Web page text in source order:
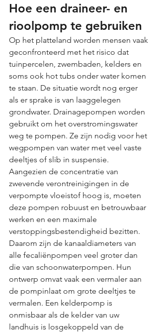
Hoe een draineer- en
rioolpomp te gebruiken
Op het platteland worden mensen vaak
geconfronteerd met het risico dat
tuinpercelen, zwembaden, kelders en
soms ook hot tubs onder water komen
te staan. De situatie wordt nog erger
als er sprake is van laaggelegen
grondwater. Drainagepompen worden
gebruikt om het overstromingswater
weg te pompen. Ze zijn nodig voor het
wegpompen van water met veel vaste
deeltjes of slib in suspensie.
Aangezien de concentratie van
zwevende verontreinigingen in de
verpompte vloeistof hoog is, moeten
deze pompen robuust en betrouwbaar
werken en een maximale
verstoppingsbestendigheid bezitten.
Daarom zijn de kanaaldiameters van
alle fecaliënpompen veel groter dan
die van schoonwaterpompen. Hun
ontwerp omvat vaak een vermaler aan
de pompinlaat om grote deeltjes te
vermalen. Een kelderpomp is
onmisbaar als de kelder van uw
landhuis is losgekoppeld van de